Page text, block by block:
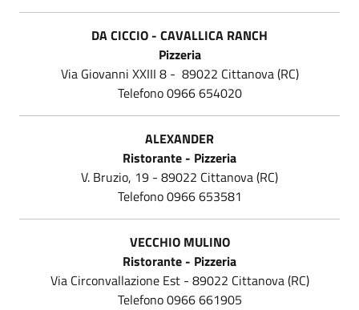
DA CICCIO - CAVALLICA RANCH
Pizzeria
Via Giovanni XXIII 8 - 89022 Cittanova (RC)
Telefono 0966 654020
ALEXANDER
Ristorante - Pizzeria
V. Bruzio, 19 - 89022 Cittanova (RC)
Telefono0966 653581
VECCHIO MULINO
Ristorante - Pizzeria
Via Circonvallazione Est - 89022 Cittanova (RC)
Telefono 0966 661905